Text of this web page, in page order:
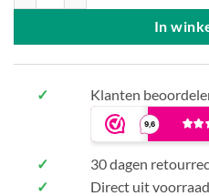
In
✓ Klanten
✓
30 dagen
✓
Direct uit